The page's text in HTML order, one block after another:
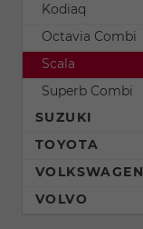
Kodiaq
Octavia Combi
Scala
Superb Combi
SUZUKI
TOYOTA
VOLKSWAGEN
VOLVO